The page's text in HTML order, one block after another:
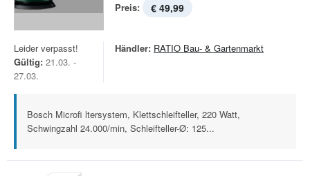
Preis: € 49,99
Leider verpasst!
Gültig: 21.03. -
27.03.
Händler: RATIO Bau- & Gartenmarkt
Bosch Microfi ltersystem, Klettschleifteller, 220 Watt,
Schwingzahl 24.000/min, Schleifteller-Ø: 125...